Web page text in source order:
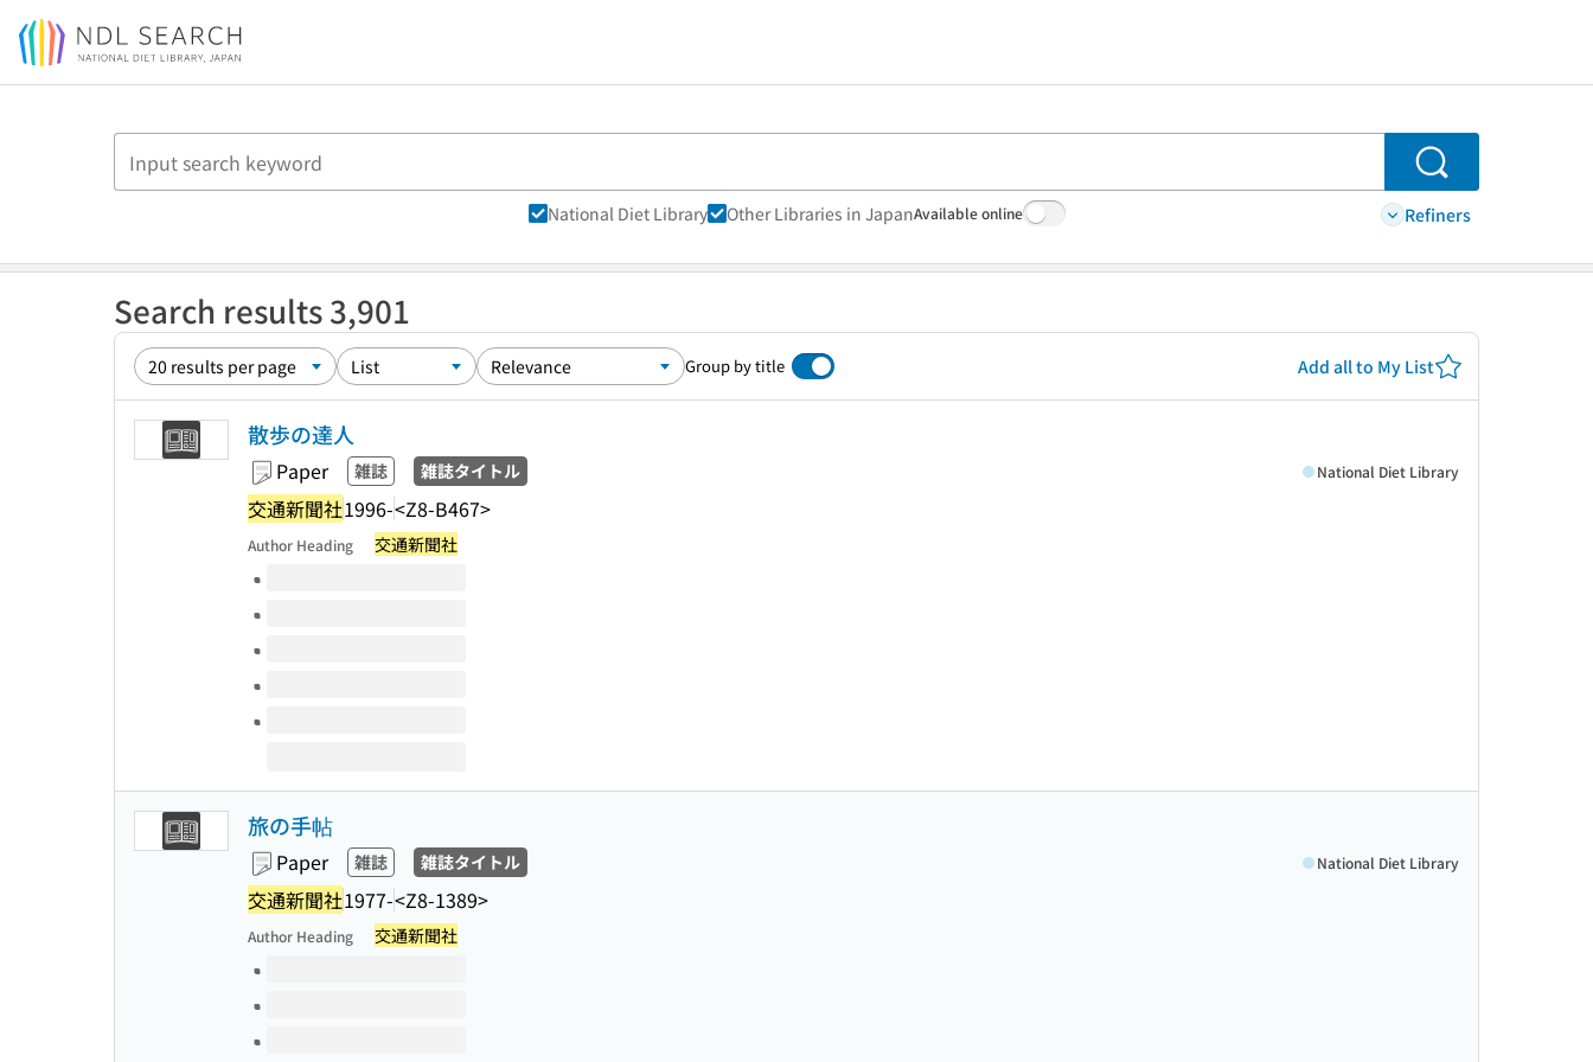
Jump to main content
Search
National Diet Library Other Libraries in JapanAvailable online Refiners
Search results 3,901
Group by title Add all to My List
散歩の達人
Paper 雑誌 雑誌タイトル
交通新聞社1996-<Z8-B467>
National Diet Library
Author Heading 交通新聞社
Volumes of this title
旅の手帖
Paper 雑誌 雑誌タイトル
交通新聞社1977-<Z8-1389>
National Diet Library
Author Heading 交通新聞社
Volumes of this title